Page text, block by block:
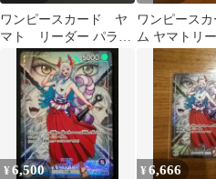
ワンピースカード ヤ
マト リーダー パラレ
ル リーパラOP16-079
ワンピース
ム ヤマトリ
ラレル
¥6,500 ¥6,666